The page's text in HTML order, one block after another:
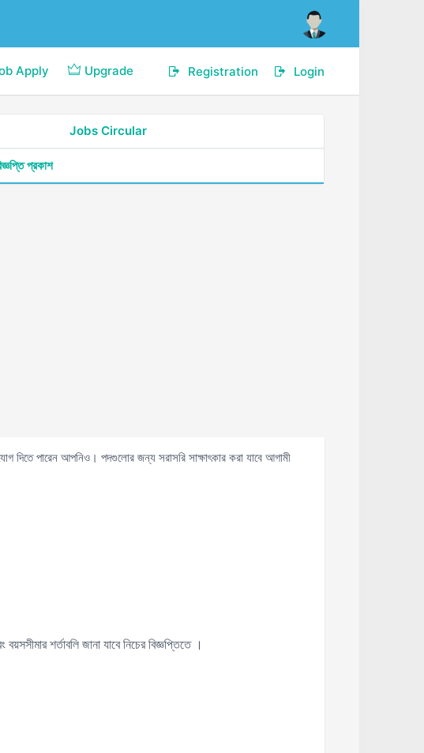
Apply Upgrade Login
Registration
Jobs Circular
প্রকাশ
দিতে পারেন আপনিও। পদগুলোর জন্য সরাসরি সাক্ষাৎকার করা যাবে আগামী
শর্তাবলি জানা যাবে নিচের বিজ্ঞপ্তিতে ।